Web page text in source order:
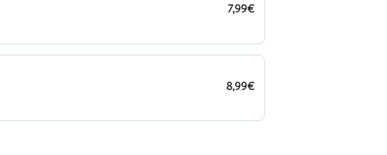
7,99€
8,99€